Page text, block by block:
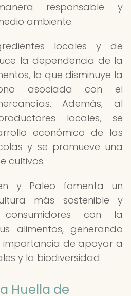
responsable y
ambiente.
locales y de
la dependencia de la
lo que disminuye la
asociada con el
Además, al
locales, se
económico de las
y se promueve una
cultivos.
y Paleo fomenta un
más sostenible y
con la
alimentos, generando
importancia de apoyar a
y la biodiversidad.
Huella de